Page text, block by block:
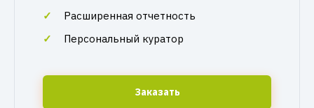
Расширенная отчетность
Персональный куратор
Заказать